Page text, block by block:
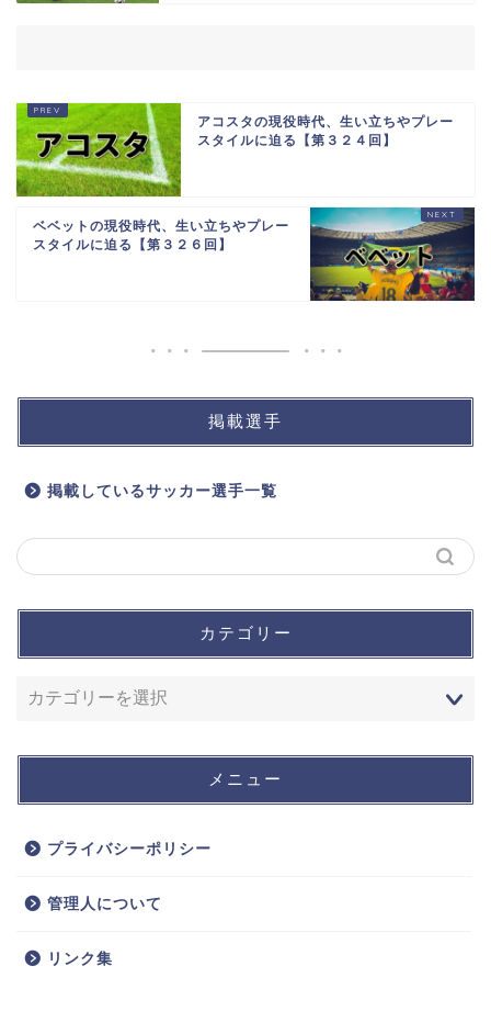
アコスタの現役時代、生い立ちやプレー
スタイルに迫る【第３２４回】
ベベットの現役時代、生い立ちやプレー
スタイルに迫る【第３２６回】
掲載選手
掲載しているサッカー選手一覧
カテゴリー
メニュー
プライバシーポリシー
管理人について
リンク集